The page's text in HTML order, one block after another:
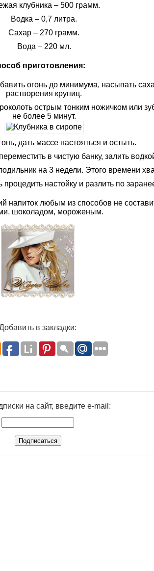
клубника – 500 грамм.
Водка – 0,7 литра.
Сахар – 270 грамм.
Вода – 220 мл.
приготовления:
огонь до минимума, насыпать
растворения крупиц.
острым тонким ножичком или
не более 5 минут.
дать массе настояться и остыть.
в чистую банку, залить
на 3 недели. Этого времени
настойку и разлить по
любым из способов не
шоколадом, мороженым.
в закладки:
на сайт, введите e-mail: